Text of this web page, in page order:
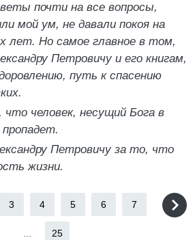
почти на все вопросы,
мой ум, не давали покоя на
лет. Но самое главное в том,
Петровичу и его книгам,
путь к спасению
что человек, несущий Бога в
пропадет.
Петровичу за то, что
жизни.
3 4 5 6 7
25